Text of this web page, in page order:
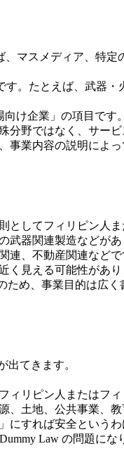
マスメディア、特
。たとえば、武器
け企業」の項目です。
野ではなく、サー
業内容の説明によ
してフィリピン人
器関連製造などがあ
、不動産関連など
見える可能性があり
ため、事業目的は
出てきます。
リピン人またはフ
土地、公共事業、
にすれば安全というわ
Law の問題に